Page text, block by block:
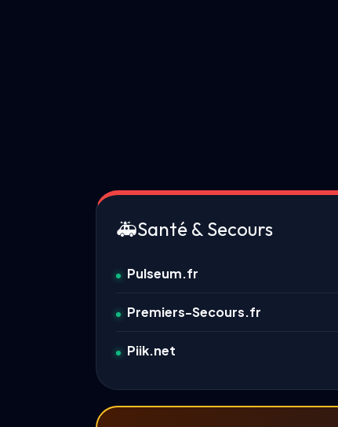
🚑Santé & Secours
Pulseum.fr
Premiers-Secours.fr
Piik.net